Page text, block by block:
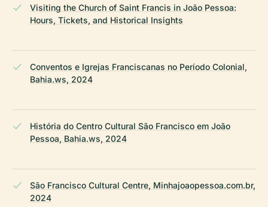
Visiting the Church of Saint Francis in João Pessoa:
Hours, Tickets, and Historical Insights
Conventos e Igrejas Franciscanas no Período Colonial,
Bahia.ws, 2024
História do Centro Cultural São Francisco em João
Pessoa, Bahia.ws, 2024
São Francisco Cultural Centre, Minhajoaopessoa.com.br,
2024